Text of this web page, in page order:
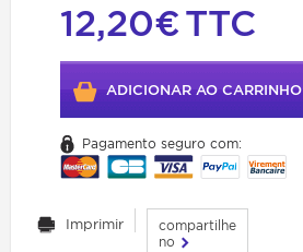
12,20€TTC
ADICIONAR AO CARRINHO
Pagamento seguro com:
Imprimir
compartilhe
no